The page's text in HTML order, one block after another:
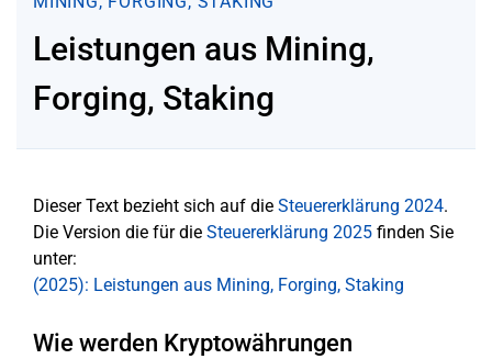
Leistungen aus Mining,
Forging, Staking
Dieser Text bezieht sich auf die Steuererklärung 2024.
Die Version die für die Steuererklärung 2025 finden Sie
unter:
(2025): Leistungen aus Mining, Forging, Staking
Wie werden Kryptowährungen